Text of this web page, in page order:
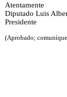
Atentamente
Diputado Luis
Presidente
(Aprobado;